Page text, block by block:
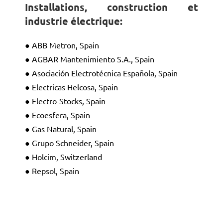
Installations, construction et
industrie électrique:
● ABB Metron, Spain
● AGBAR Mantenimiento S.A., Spain
● Asociación Electrotécnica Española, Spain
● Electricas Helcosa, Spain
● Electro-Stocks, Spain
● Ecoesfera, Spain
● Gas Natural, Spain
● Grupo Schneider, Spain
● Holcim, Switzerland
● Repsol, Spain